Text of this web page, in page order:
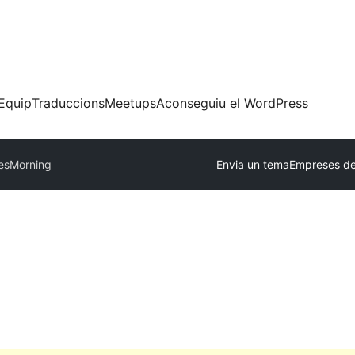
TraduccionsMeetupsAconseguiu el WordPress
Morning Envia un temaEmpreses